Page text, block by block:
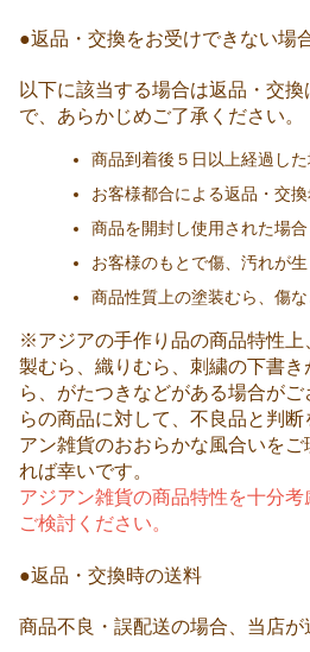
●返品・交換をお受けできない場
以下に該当する場合は返品・交
で、あらかじめご了承ください。
商品到着後５日以上経過した
お客様都合による返品・交
商品を開封し使用された場合
お客様のもとで傷、汚れが
商品性質上の塗装むら、傷
※アジアの手作り品の商品特性上
製むら、織りむら、刺繍の下書
ら、がたつきなどがある場合が
らの商品に対して、不良品と判
アン雑貨のおおらかな風合いを
れば幸いです。
アジアン雑貨の商品特性を十分
ご検討ください。
●返品・交換時の送料
商品不良・誤配送の場合、当店が